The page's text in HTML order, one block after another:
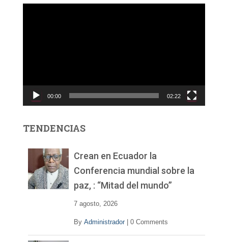
c
d
00:00 02:22
TENDENCIAS
Crean en Ecuador la
Conferencia mundial sobre la
paz, : “Mitad del mundo”
7 agosto, 2026
By Administrador 0 Comments